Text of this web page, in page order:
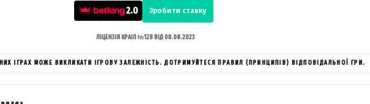
2.0 Зробити ставку
ЛІЦЕНЗІЯ КРАІЛ №128 ВІД 08.08.2023
ІГРАХ МОЖЕ ВИКЛИКАТИ ІГРОВУ ЗАЛЕЖНІСТЬ. ДОТРИМУЙТЕСЯ ПРАВИЛ (ПРИНЦИПІВ) ВІДПОВІДАЛЬНОЇ ГРИ.